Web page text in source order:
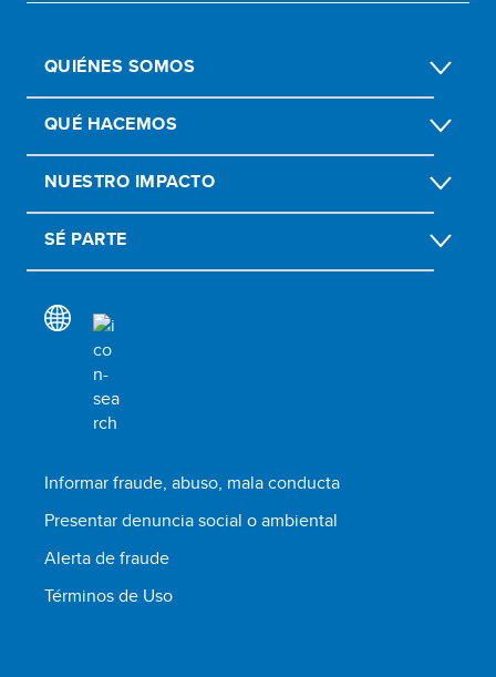
QUIÉNES SOMOS
QUÉ HACEMOS
NUESTRO IMPACTO
SÉ PARTE
Informar fraude, abuso, mala conducta
Presentar denuncia social o ambiental
Alerta de fraude
Términos de Uso